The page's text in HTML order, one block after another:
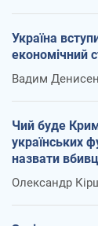
Україна
економічний
Вадим
Чий буде
українських
назвати
Олександр